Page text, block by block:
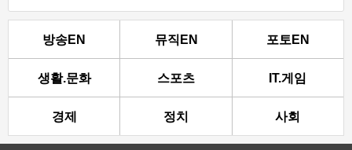
방송EN 뮤직EN 포토EN
생활.문화 스포츠 IT.게임
경제 정치 사회